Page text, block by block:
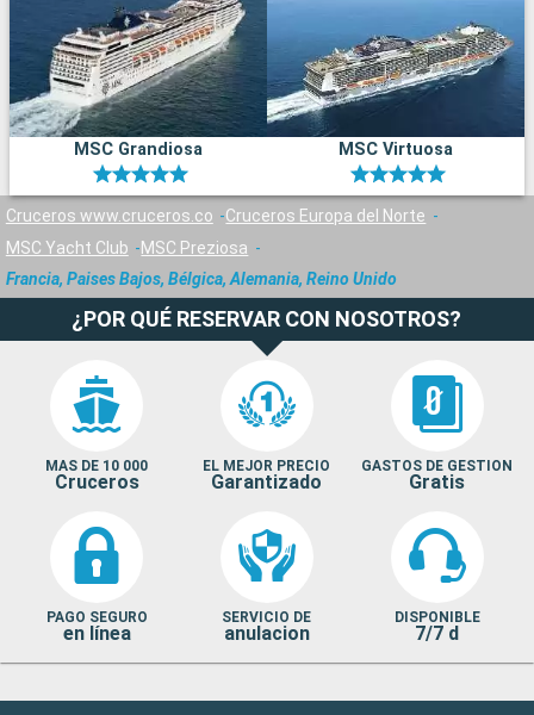
MSC Grandiosa MSC Virtuosa
Cruceros www.cruceros.co
Cruceros Europa del Norte
MSC Yacht Club
MSC Preziosa
Francia, Paises Bajos, Bélgica, Alemania, Reino Unido
¿POR QUÉ RESERVAR CON NOSOTROS?
MAS DE 10 000
Cruceros
EL MEJOR PRECIO
Garantizado
GASTOS DE GESTION
Gratis
PAGO SEGURO
en línea
SERVICIO DE
anulacion
DISPONIBLE
7/7 d